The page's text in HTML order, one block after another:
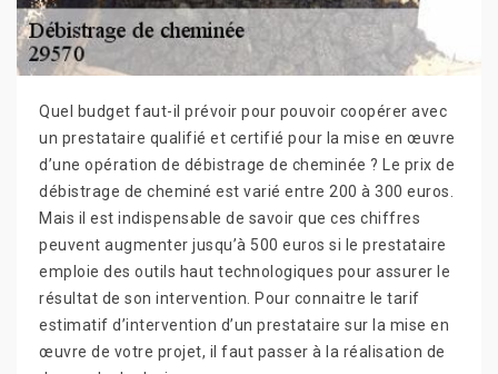
Quel budget faut-il prévoir pour pouvoir coopérer avec
un prestataire qualifié et certifié pour la mise en œuvre
d’une opération de débistrage de cheminée ? Le prix de
débistrage de cheminé est varié entre 200 à 300 euros.
Mais il est indispensable de savoir que ces chiffres
peuvent augmenter jusqu’à 500 euros si le prestataire
emploie des outils haut technologiques pour assurer le
résultat de son intervention. Pour connaitre le tarif
estimatif d’intervention d’un prestataire sur la mise en
œuvre de votre projet, il faut passer à la réalisation de